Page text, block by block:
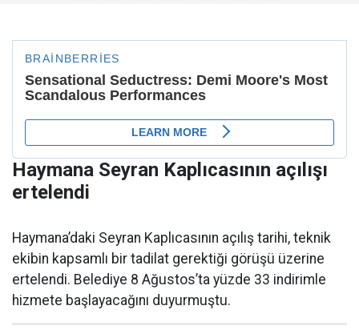
Haymana Seyran Kaplıcasının açılışı
ertelendi
Haymana’daki Seyran Kaplıcasının açılış tarihi, teknik
ekibin kapsamlı bir tadilat gerektiği görüşü üzerine
ertelendi. Belediye 8 Ağustos’ta yüzde 33 indirimle
hizmete başlayacağını duyurmuştu.